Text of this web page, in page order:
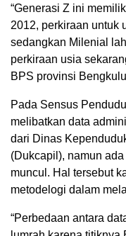
“Generasi Z ini
2012, perkiraan untuk
sedangkan Milenial
perkiraan usia
BPS provinsi
Pada Sensus
melibatkan data
dari Dinas
(Dukcapil), namun
muncul. Hal tersebut
metodelogi dalam
“Perbedaan antara